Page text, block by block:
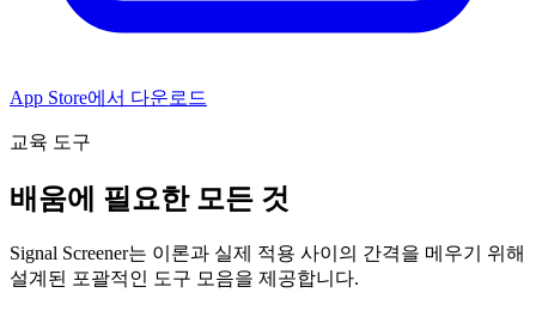
App Store에서 다운로드
교육 도구
배움에 필요한 모든 것
Signal Screener는 이론과 실제 적용 사이의 간격을 메우기 위해
설계된 포괄적인 도구 모음을 제공합니다.